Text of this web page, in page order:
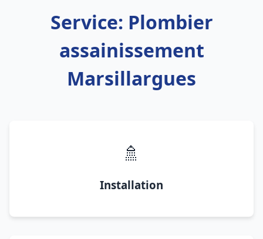
Service: Plombier
assainissement
Marsillargues
🚿
Installation